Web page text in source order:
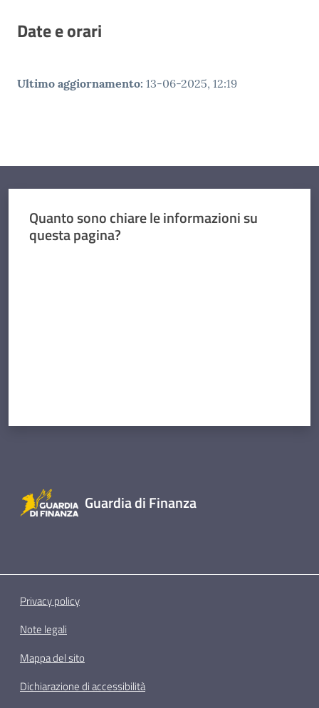
Date e orari
Ultimo aggiornamento: 13-06-2025, 12:19
Quanto sono chiare le informazioni su
questa pagina?
Guardia di Finanza
Privacy policy
Note legali
Mappa del sito
Dichiarazione di accessibilità